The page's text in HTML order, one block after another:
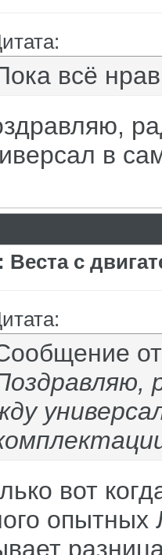
всё
в
Веста с
вот
опытных